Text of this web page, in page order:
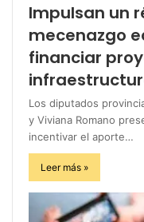
Impulsan un
mecenazgo
financiar
Los diputados
y Viviana Romano
incentivar el aporte…
Leer más »